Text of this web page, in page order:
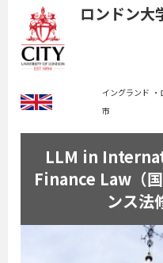
ロンドン大
イングランド ・
市
LLM in
Finance Law（
ンス法